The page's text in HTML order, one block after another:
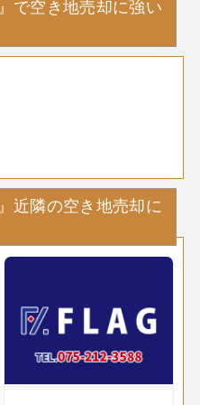
で空き地売却に強い
近隣の空き地売却に